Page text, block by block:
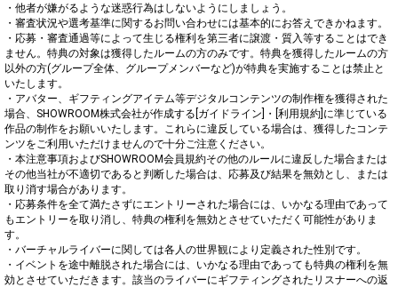
・他者が嫌がるような迷惑行為はしないようにしましょう。
・審査状況や選考基準に関するお問い合わせには基本的にお答えできかねます。
・応募・審査通過等によって生じる権利を第三者に譲渡・質入等することはでき
ません。特典の対象は獲得したルームの方のみです。特典を獲得したルームの方
以外の方(グループ全体、グループメンバーなど)が特典を実施することは禁止と
いたします。
・アバター、ギフティングアイテム等デジタルコンテンツの制作権を獲得された
場合、SHOWROOM株式会社が作成する[ガイドライン]・[利用規約]に準じている
作品の制作をお願いいたします。これらに違反している場合は、獲得したコンテ
ンツをご利用いただけませんので十分ご注意ください。
・本注意事項およびSHOWROOM会員規約その他のルールに違反した場合または
その他当社が不適切であると判断した場合は、応募及び結果を無効とし、または
取り消す場合があります。
・応募条件を全て満たさずにエントリーされた場合には、いかなる理由であって
もエントリーを取り消し、特典の権利を無効とさせていただく可能性がありま
す。
・バーチャルライバーに関しては各人の世界観により定義された性別です。
・イベントを途中離脱された場合には、いかなる理由であっても特典の権利を無
効とさせていただきます。該当のライバーにギフティングされたリスナーへの返